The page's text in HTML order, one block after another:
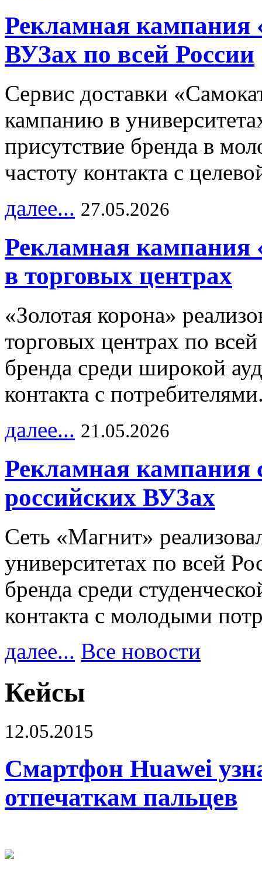
Рекламная кампания
ВУЗах по всей России
Сервис доставки
кампанию в
присутствие бренда в
частоту контакта с
далее... 27.05.2026
Рекламная кампания
в торговых центрах
«Золотая корона»
торговых центрах по
бренда среди широкой
контакта с
далее... 21.05.2026
Рекламная кампания
российских ВУЗах
Сеть «Магнит»
университетах по всей
бренда среди
контакта с молодыми
далее... Все новости
Кейсы
12.05.2015
Смартфон Huawei
отпечаткам пальцев